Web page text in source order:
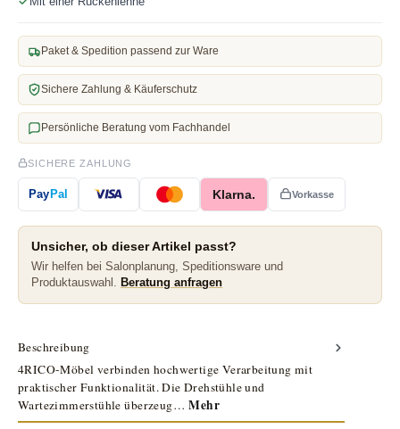
Paket & Spedition passend zur Ware
Sichere Zahlung & Käuferschutz
Persönliche Beratung vom Fachhandel
SICHERE ZAHLUNG
PayPal Klarna. Vorkasse
Unsicher, ob dieser Artikel passt?
Wir helfen bei Salonplanung, Speditionsware und
Produktauswahl.
Beratung anfragen
Beschreibung
4RICO-Möbel verbinden hochwertige Verarbeitung mit
praktischer Funktionalität. Die Drehstühle und
Wartezimmerstühle überzeug…Mehr